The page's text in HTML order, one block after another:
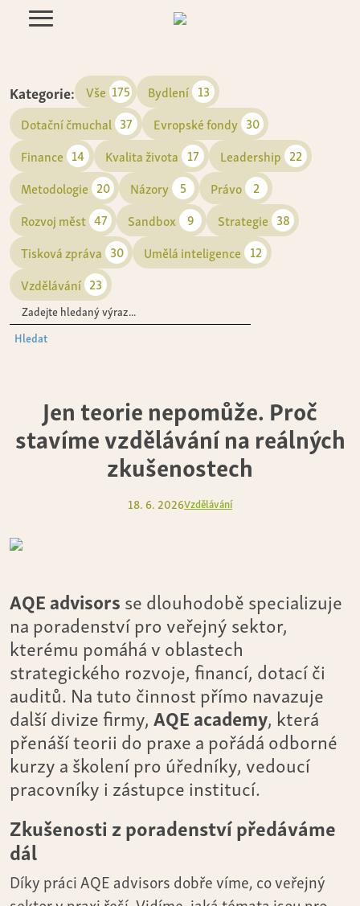
Kategorie: Vše 175 Bydlení 13
Dotační čmuchal 37 Evropské fondy 30
Finance 14 Kvalita života 17 Leadership 22
Metodologie 20 Názory 5 Právo 2
Rozvoj měst 47 Sandbox 9 Strategie 38
Tisková zpráva 30 Umělá inteligence 12
Vzdělávání 23
Hledat
Jen teorie nepomůže. Proč
stavíme vzdělávání na reálných
zkušenostech
18. 6. 2026Vzdělávání
AQE advisorsse dlouhodobě specializuje
na poradenství pro veřejný sektor,
kterému pomáhá v oblastech
strategického rozvoje, financí, dotací či
auditů. Na tuto činnost přímo navazuje
další divize firmy,AQE academy, která
přenáší teorii do praxe a pořádá odborné
kurzy a školení pro úředníky, vedoucí
pracovníky i zástupce institucí.
Zkušenosti z poradenství předáváme
dál
Díky práci AQE advisors dobře víme, co veřejný